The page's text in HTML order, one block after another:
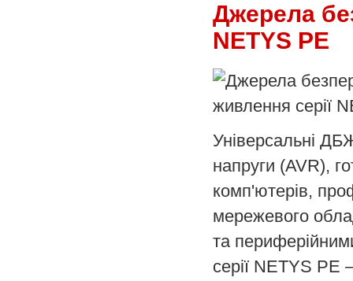
Джерела
NETYS PE
Універсальні
напруги (AVR),
комп'ютерів,
мережевого
та
серії NETYS PE